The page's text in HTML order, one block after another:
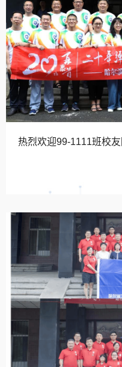
热烈欢迎99-1111班校友